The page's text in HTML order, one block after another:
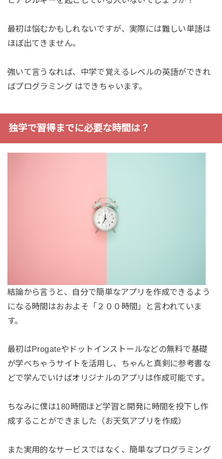
最初は悩むかもしれないですが、実際には難しい単語は
ほぼ出てきません。
強いて言うなれば、中学で覚えるレベルの英語ができれ
ばプログラミング はできちゃいます。
独学で習得までに必要な時間は？
結論から言うと、自分で簡単なアプリを作成できるよう
になる時間はおおよそ「２００時間」と言われていま
す。
最初はProgateやドットインストールなどの無料で基礎
が学べちゃうサイトを活用し、ちゃんと真剣に参考書な
どで学んでいけばオリジナルのアプリは作成可能です。
ちなみに僕は180時間ほど学習と開発に時間を投下し作
成することができました（お天気アプリを作成）
また実用的なサービスではなく、簡単なプログラミング